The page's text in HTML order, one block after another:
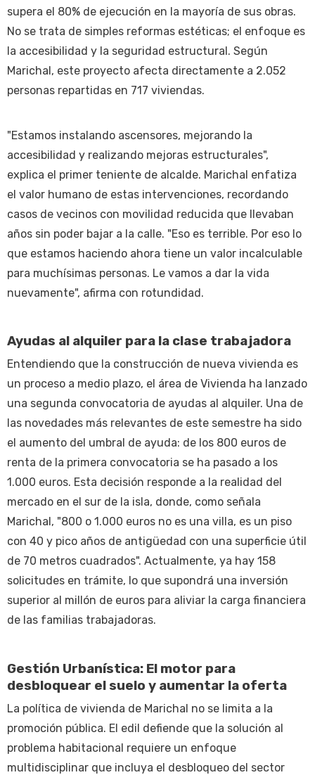
supera el 80% de ejecución en la mayoría de sus obras.
No se trata de simples reformas estéticas; el enfoque es
la accesibilidad y la seguridad estructural. Según
Marichal, este proyecto afecta directamente a 2.052
personas repartidas en 717 viviendas.
"Estamos instalando ascensores, mejorando la
accesibilidad y realizando mejoras estructurales",
explica el primer teniente de alcalde. Marichal enfatiza
el valor humano de estas intervenciones, recordando
casos de vecinos con movilidad reducida que llevaban
años sin poder bajar a la calle. "Eso es terrible. Por eso lo
que estamos haciendo ahora tiene un valor incalculable
para muchísimas personas. Le vamos a dar la vida
nuevamente", afirma con rotundidad.
Ayudas al alquiler para la clase trabajadora
Entendiendo que la construcción de nueva vivienda es
un proceso a medio plazo, el área de Vivienda ha lanzado
una segunda convocatoria de ayudas al alquiler. Una de
las novedades más relevantes de este semestre ha sido
el aumento del umbral de ayuda: de los 800 euros de
renta de la primera convocatoria se ha pasado a los
1.000 euros. Esta decisión responde a la realidad del
mercado en el sur de la isla, donde, como señala
Marichal, "800 o 1.000 euros no es una villa, es un piso
con 40 y pico años de antigüedad con una superficie útil
de 70 metros cuadrados". Actualmente, ya hay 158
solicitudes en trámite, lo que supondrá una inversión
superior al millón de euros para aliviar la carga financiera
de las familias trabajadoras.
Gestión Urbanística: El motor para
desbloquear el suelo y aumentar la oferta
La política de vivienda de Marichal no se limita a la
promoción pública. El edil defiende que la solución al
problema habitacional requiere un enfoque
multidisciplinar que incluya el desbloqueo del sector